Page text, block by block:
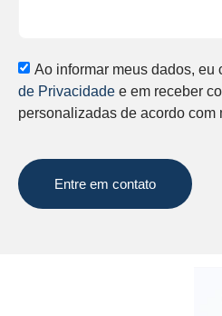
Ao informar meus dados, eu
de Privacidade e em receber
personalizadas de acordo com
Entre em contato